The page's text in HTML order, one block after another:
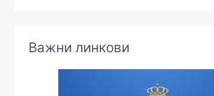
Важни линкови